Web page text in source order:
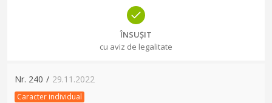
ÎNSUȘIT
cu aviz de legalitate
Nr. 240 / 29.11.2022
Caracter individual